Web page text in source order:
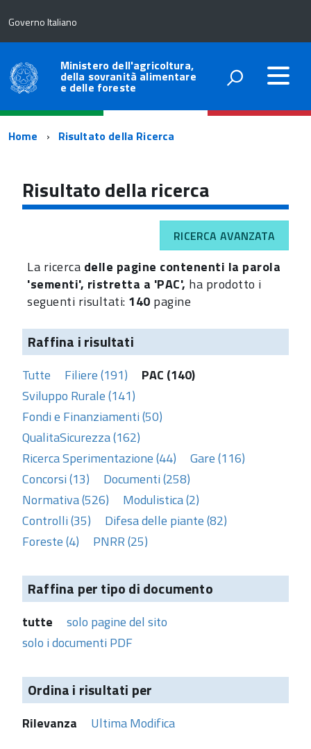
Governo Italiano
Ministero dell'agricoltura,
della sovranità alimentare
e delle foreste
Percorso
navigazione
Home Risultato della Ricerca
Risultato della ricerca
RICERCA AVANZATA
La ricerca delle pagine contenenti la parola
'sementi', ristretta a 'PAC', ha prodotto i
seguenti risultati: 140 pagine
Raffina i risultati
Tutte Filiere (191)
PAC (140)
Sviluppo Rurale (141)
Fondi e Finanziamenti (50)
QualitaSicurezza (162)
Ricerca Sperimentazione (44)
Gare (116)
Concorsi (13)
Documenti (258)
Normativa (526)
Modulistica (2)
Controlli (35)
Difesa delle piante (82)
Foreste (4)
PNRR (25)
Raffina per tipo di documento
tutte
solo pagine del sito
solo i documenti PDF
Ordina i risultati per
Rilevanza Ultima Modifica